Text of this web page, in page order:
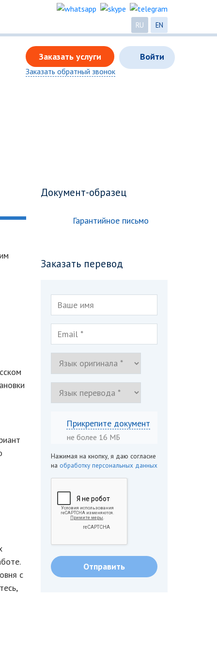
RU EN
Заказать услуги Войти
Заказать обратный звонок
с
Документ-образец
Гарантийное письмо
Заказать перевод
Прикрепите документ
не более 16 МБ
Нажимая на кнопку, я даю согласие
на обработку персональных данных